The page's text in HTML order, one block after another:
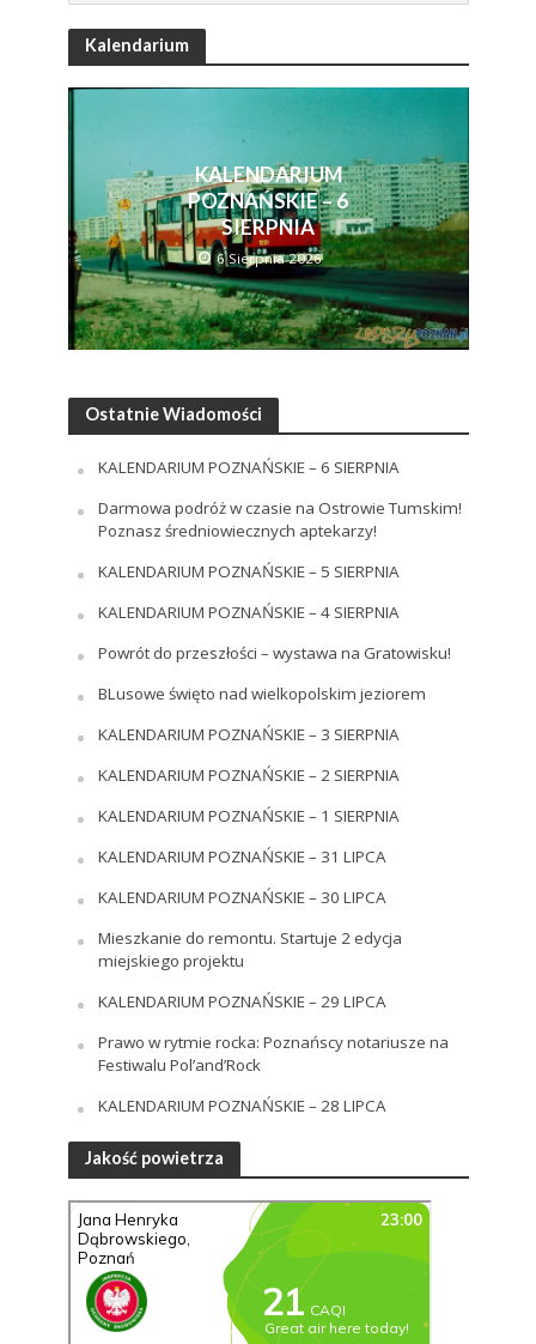
Kalendarium
KALENDARIUM
POZNAŃSKIE – 6
SIERPNIA
6 Sierpnia 2026
Ostatnie Wiadomości
KALENDARIUM POZNAŃSKIE – 6 SIERPNIA
Darmowa podróż w czasie na Ostrowie Tumskim!
Poznasz średniowiecznych aptekarzy!
KALENDARIUM POZNAŃSKIE – 5 SIERPNIA
KALENDARIUM POZNAŃSKIE – 4 SIERPNIA
Powrót do przeszłości – wystawa na Gratowisku!
BLusowe święto nad wielkopolskim jeziorem
KALENDARIUM POZNAŃSKIE – 3 SIERPNIA
KALENDARIUM POZNAŃSKIE – 2 SIERPNIA
KALENDARIUM POZNAŃSKIE – 1 SIERPNIA
KALENDARIUM POZNAŃSKIE – 31 LIPCA
KALENDARIUM POZNAŃSKIE – 30 LIPCA
Mieszkanie do remontu. Startuje 2 edycja
miejskiego projektu
KALENDARIUM POZNAŃSKIE – 29 LIPCA
Prawo w rytmie rocka: Poznańscy notariusze na
Festiwalu Pol’and’Rock
KALENDARIUM POZNAŃSKIE – 28 LIPCA
Jakość powietrza